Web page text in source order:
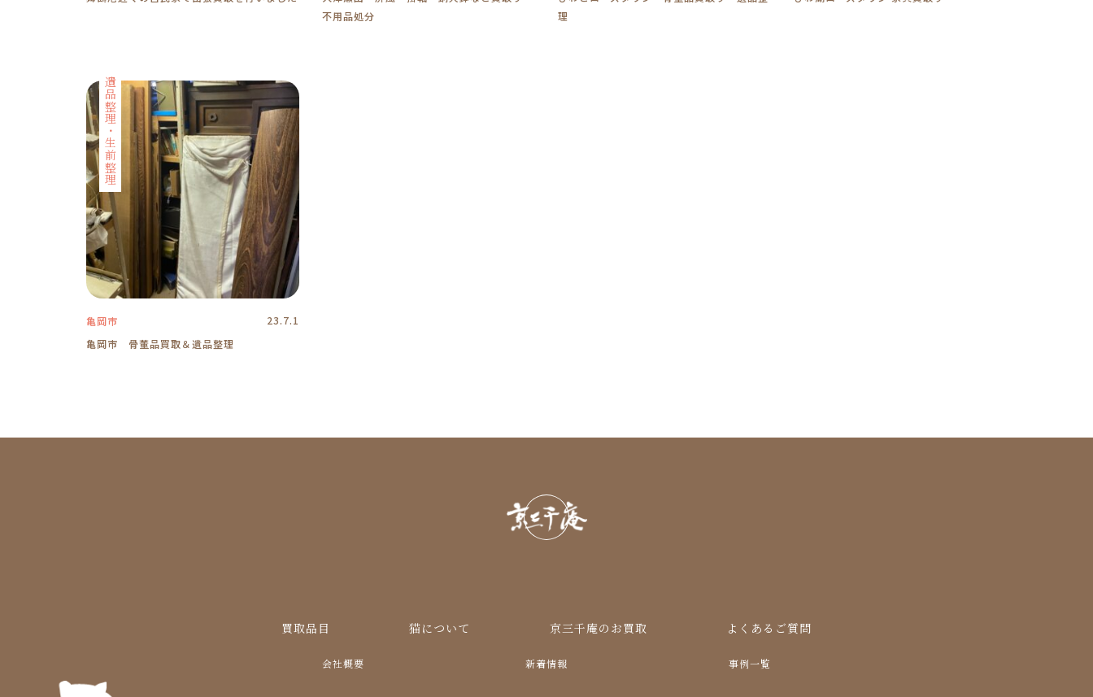
不用品処分
理
遺品整理・生前整理
亀岡市
23.7.1
亀岡市 骨董品買取＆遺品整理
買取品目 猫について 京三千庵のお買取 よくあるご質問
会社概要 新着情報 事例一覧